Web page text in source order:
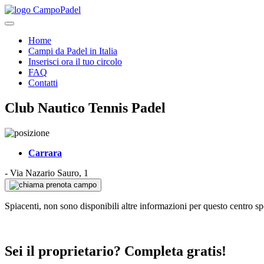
Home
Campi da Padel in Italia
Inserisci ora il tuo circolo
FAQ
Contatti
Club Nautico Tennis Padel
Carrara
- Via Nazario Sauro, 1
prenota campo
Spiacenti, non sono disponibili altre informazioni per questo centro
Sei il proprietario? Completa gratis!